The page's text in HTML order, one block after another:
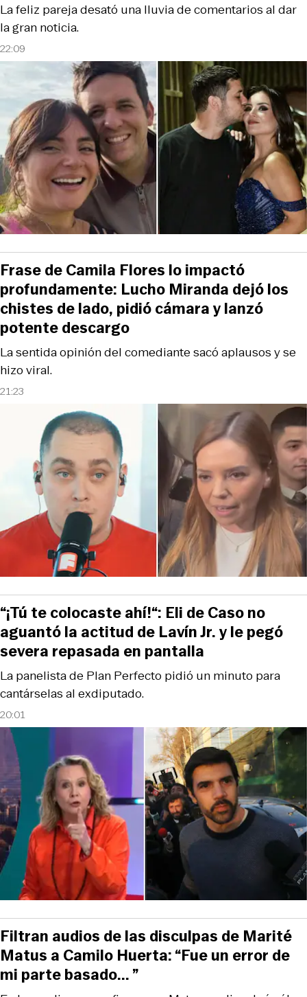
22:09
La feliz pareja desató una lluvia de comentarios al dar
la gran noticia.
21:23
La sentida opinión del comediante sacó aplausos y se
hizo viral.
Frase de Camila Flores lo impactó
profundamente: Lucho Miranda dejó los
chistes de lado, pidió cámara y lanzó
potente descargo
20:01
La panelista de Plan Perfecto pidió un minuto para
cantárselas al exdiputado.
“¡Tú te colocaste ahí!“: Eli de Caso no
aguantó la actitud de Lavín Jr. y le pegó
severa repasada en pantalla
Filtran audios de las disculpas de Marité
Matus a Camilo Huerta: “Fue un error de
mi parte basado... ”